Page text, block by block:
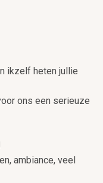
ikzelf heten jullie
ons een serieuze
ambiance, veel